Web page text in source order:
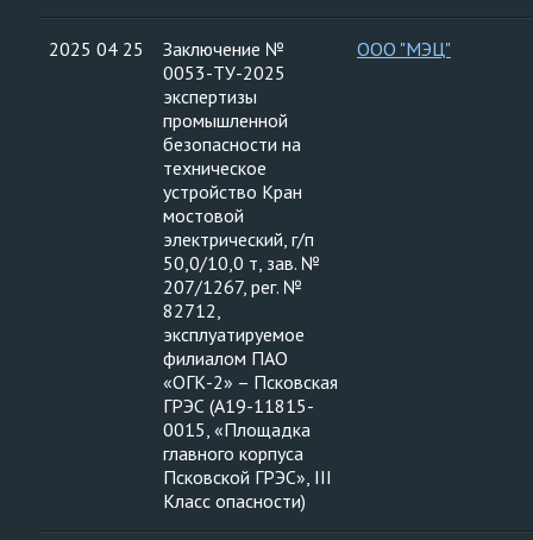
2025 04 25
Заключение №
0053-ТУ-2025
экспертизы
промышленной
безопасности на
техническое
устройство Кран
мостовой
электрический, г/п
50,0/10,0 т, зав. №
207/1267, рег. №
82712,
эксплуатируемое
филиалом ПАО
«ОГК-2» – Псковская
ГРЭС (А19-11815-
0015, «Площадка
главного корпуса
Псковской ГРЭС», III
Класс опасности)
ООО "МЭЦ"